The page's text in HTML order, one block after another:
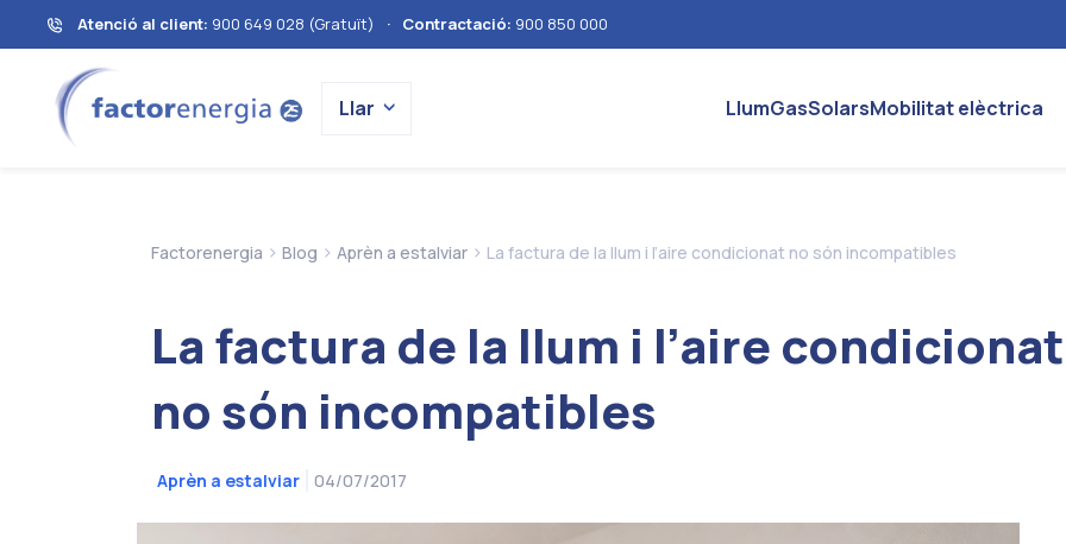
Atenció al client: 900 649 028 (Gratuït) · Contractació: 900 850 000
Llar LlumGasSolarsMobilitat elèctrica
Factorenergia > Blog > Aprèn a estalviar > La factura de la llum i l’aire condicionat no són incompatibles
La factura de la llum i l’aire condicionat
no són incompatibles
Aprèn a estalviar 04/07/2017